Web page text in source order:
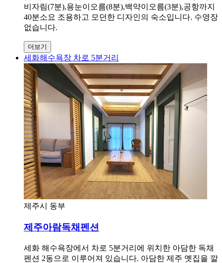
비자림(7분),용눈이오름(8분),백약이오름(3분),공항까지
40분소요 조용하고 모던한 디자인의 숙소입니다. 수영장
없습니다.
더보기
세화해수욕장 차로 5분거리
제주시 동부
제주아람독채펜션
세화 해수욕장에서 차로 5분거리에 위치한 아담한 독채
펜션 2동으로 이루어져 있습니다. 아담한 제주 옛집을 깔